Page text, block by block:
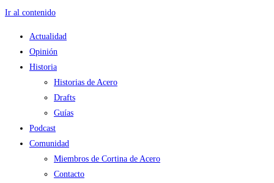
Ir al contenido
Actualidad
Opinión
Historia
Historias de Acero
Drafts
Guías
Podcast
Comunidad
Miembros de Cortina de Acero
Contacto